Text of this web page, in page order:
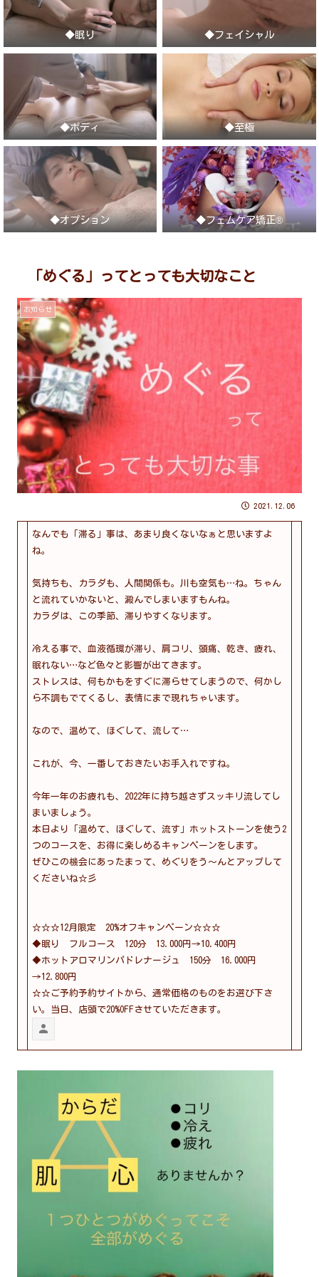
◆眠り ◆フェイシャル
◆ボディ ◆至極
◆オプション ◆フェムケア矯正®
「めぐる」ってとっても大切なこと
お知らせ
2021.12.06
なんでも「滞る」事は、あまり良くないなぁと思いますよ
ね。
気持ちも、カラダも、人間関係も。川も空気も…ね。ちゃん
と流れていかないと、澱んでしまいますもんね。
カラダは、この季節、滞りやすくなります。
冷える事で、血液循環が滞り、肩コリ、頭痛、乾き、疲れ、
眠れない…など色々と影響が出てきます。
ストレスは、何もかもをすぐに滞らせてしまうので、何かし
ら不調もでてくるし、表情にまで現れちゃいます。
なので、温めて、ほぐして、流して…
これが、今、一番しておきたいお手入れですね。
今年一年のお疲れも、2022年に持ち越さずスッキリ流してし
まいましょう。
本日より「温めて、ほぐして、流す」ホットストーンを使う2
つのコースを、お得に楽しめるキャンペーンをします。
ぜひこの機会にあったまって、めぐりをう〜んとアップして
くださいね☆彡
☆☆☆12月限定 20%オフキャンペーン☆☆☆
◆眠り フルコース 120分 13.000円→10.400円
◆ホットアロマリンパドレナージュ 150分 16.000円
→12.800円
☆☆ご予約予約サイトから、通常価格のものをお選び下さ
い。当日、店頭で20%OFFさせていただきます。